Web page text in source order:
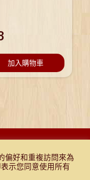
加入購物車
價表|TEST
偏好和重複訪問來為
示您同意使用所有